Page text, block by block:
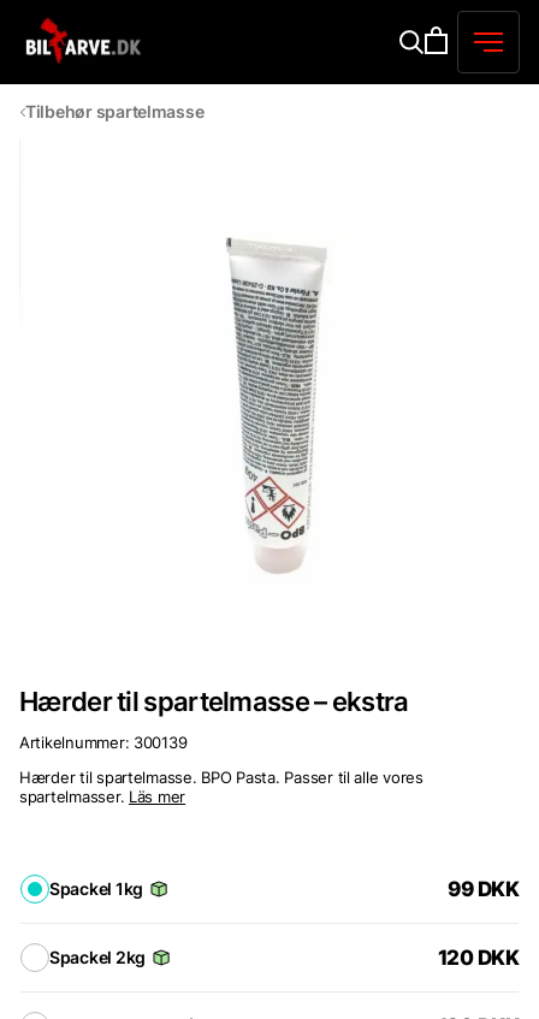
Tilbehør spartelmasse
Hærder til spartelmasse – ekstra
Artikelnummer: 300139
Hærder til spartelmasse. BPO Pasta. Passer til alle vores
spartelmasser. Läs mer
Spackel 1kg 99 DKK
Spackel 2kg 120 DKK